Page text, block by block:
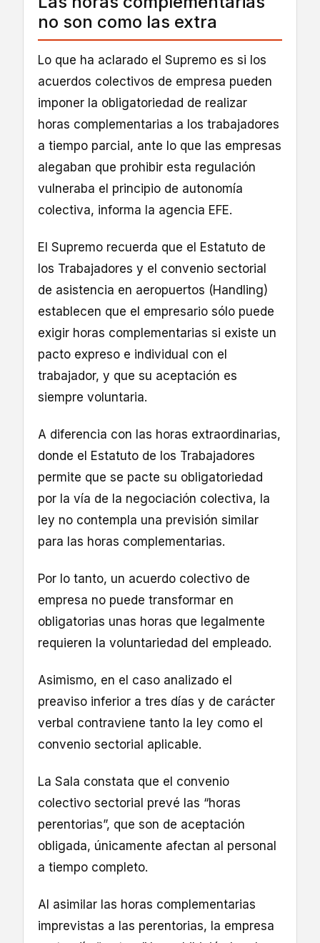
no son como las extra
Lo que ha aclarado el Supremo es si los
acuerdos colectivos de empresa pueden
imponer la obligatoriedad de realizar
horas complementarias a los trabajadores
a tiempo parcial, ante lo que las empresas
alegaban que prohibir esta regulación
vulneraba el principio de autonomía
colectiva, informa la agencia EFE.
El Supremo recuerda que el Estatuto de
los Trabajadores y el convenio sectorial
de asistencia en aeropuertos (Handling)
establecen que el empresario sólo puede
exigir horas complementarias si existe un
pacto expreso e individual con el
trabajador, y que su aceptación es
siempre voluntaria.
A diferencia con las horas extraordinarias,
donde el Estatuto de los Trabajadores
permite que se pacte su obligatoriedad
por la vía de la negociación colectiva, la
ley no contempla una previsión similar
para las horas complementarias.
Por lo tanto, un acuerdo colectivo de
empresa no puede transformar en
obligatorias unas horas que legalmente
requieren la voluntariedad del empleado.
Asimismo, en el caso analizado el
preaviso inferior a tres días y de carácter
verbal contraviene tanto la ley como el
convenio sectorial aplicable.
La Sala constata que el convenio
colectivo sectorial prevé las “horas
perentorias”, que son de aceptación
obligada, únicamente afectan al personal
a tiempo completo.
Al asimilar las horas complementarias
imprevistas a las perentorias, la empresa